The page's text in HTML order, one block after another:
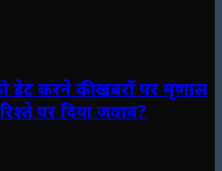
डेट करने की खबरों पर मृणाल
पर दिया जवाब?